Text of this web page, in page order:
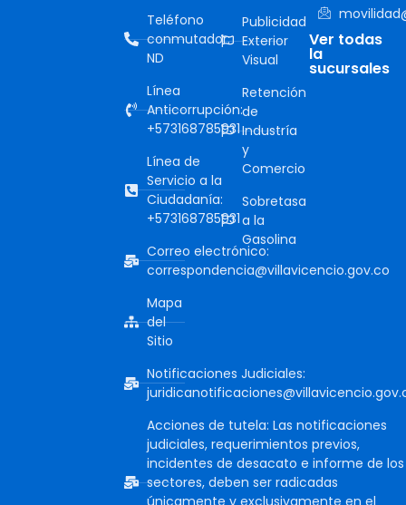
Teléfono
conmutador:
ND
Línea
Anticorrupción:
+573168785931
Línea de
Servicio a la
Ciudadanía:
+573168785931
Correo electrónico:
correspondencia@villavicencio.gov.co
Mapa
del
Sitio
Notificaciones Judiciales:
Acciones de tutela: Las notificaciones
judiciales, requerimientos previos,
incidentes de desacato e informe de los
sectores, deben ser radicadas
únicamente y exclusivamente en el
Publicidad
Exterior
Visual
Retención
de
Industría
y
Comercio
Sobretasa
a la
Gasolina
Ver todas
la
sucursales